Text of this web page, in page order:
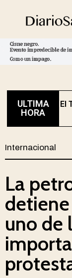
ULTIMA
HORA
El
Internacional
La
uno de